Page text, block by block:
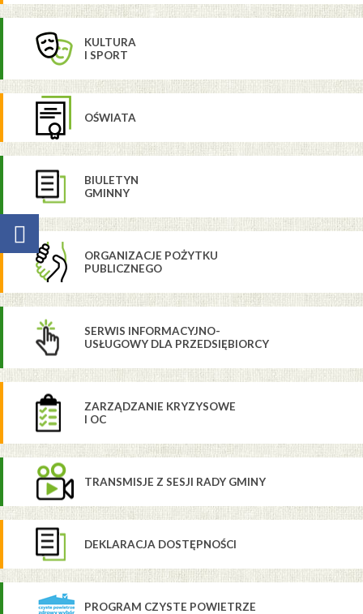
KULTURA
I SPORT
OŚWIATA
BIULETYN
GMINNY
ORGANIZACJE POŻYTKU
PUBLICZNEGO
SERWIS INFORMACYJNO-
USŁUGOWY DLA PRZEDSIĘBIORCY
ZARZĄDZANIE KRYZYSOWE
I OC
TRANSMISJE Z SESJI RADY GMINY
DEKLARACJA DOSTĘPNOŚCI
PROGRAM CZYSTE POWIETRZE